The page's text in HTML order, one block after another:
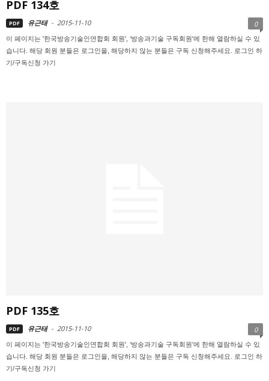
PDF 134호
PDF 유근태 - 2015-11-10 0
이 페이지는 '한국방송기술인연합회 회원', ‘방송과기술 구독회원'에 한해 열람하실 수 있
습니다. 해당 회원 분들은 로그인을, 해당하지 않는 분들은 구독 신청해주세요. 로그인 하
기/구독신청 가기
PDF 135호
PDF 유근태 - 2015-11-10 0
이 페이지는 '한국방송기술인연합회 회원', ‘방송과기술 구독회원'에 한해 열람하실 수 있
습니다. 해당 회원 분들은 로그인을, 해당하지 않는 분들은 구독 신청해주세요. 로그인 하
기/구독신청 가기